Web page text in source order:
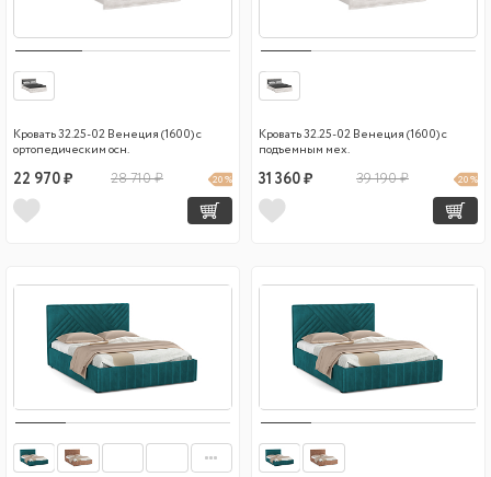
Кровать 32.25-02 Венеция (1600) с
ортопедическим осн.
22 970 ₽ 28 710 ₽ 20 %
Кровать 32.25-02 Венеция (1600) с
подъемным мех.
31 360 ₽ 39 190 ₽ 20 %